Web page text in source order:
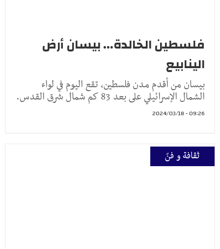
فلسطين الخالدة... بيسان أرض
الينابيع
بيسان من أقدم مدن فلسطين، تقع اليوم في لواء
الشمال الإسرائيلي على بعد 83 كم شمال شرق القدس.
09:26 - 2024/03/18
ثقافة و فنّ